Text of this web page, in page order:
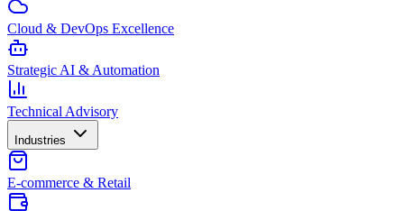
Cloud & DevOps Excellence
Strategic AI & Automation
Technical Advisory
Industries
E-commerce & Retail